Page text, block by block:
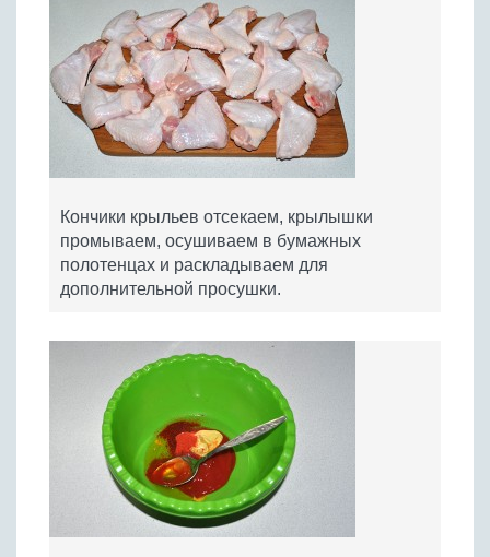
Кончики крыльев отсекаем, крылышки
промываем, осушиваем в бумажных
полотенцах и раскладываем для
дополнительной просушки.